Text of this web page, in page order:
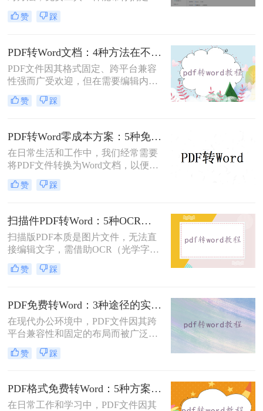
杂排版。“免费的工具转换效果肯定
很差吧？”这是我作为办公软件测评
处理pdf转word时，往往陷入“收费软
件太贵，免费工具怕坑”的两难境
地。那么电脑上怎么把pdf转成word免
费呢？
赞 踩
PDF转Word文档：4种方法在不同文件类型下的转换效果！
PDF文件因其格式固定、跨平台兼容
性强而广受欢迎，但在需要编辑内容
时，将其转换为可编辑的Word文档成
为刚需。那么pdf怎么转换成word文档
法，助您高效完成格式转换。
赞 踩
PDF转Word零成本方案：5种免费路径的适用边界和效果评估！
在日常生活和工作中，我们经常需要
将PDF文件转换为Word文档，以便进
行编辑、修改或进一步处理。然而，
市面上许多PDF转Word工具都需要付
钱呢？本文将介绍几种不花钱的常用
方法，帮助您轻松实现PDF到Word的
转换。
赞 踩
扫描件PDF转Word：5种OCR方案的识别精度和速度对比！
扫描版PDF本质是图片文件，无法直
接编辑文字，需借助OCR（光学字符
识别）技术提取文字并转换为可编辑
的Word格式。那么扫描pdf怎么转换
5种主流方案，助您高效完成转换。
赞 踩
PDF免费转Word：3种途径的实际费用、限制和效果对比！
在现代办公环境中，PDF文件因其跨
平台兼容性和固定的布局而被广泛使
用。然而，在需要对内容进行编辑
时，我们往往需要将其转换为Word文
呢？本文将介绍三种常用的免费方法
来实现这一目标。
赞 踩
PDF格式免费转Word：5种方案的速度、精度、文件限制对比！
在日常工作和学习中，PDF文件因其